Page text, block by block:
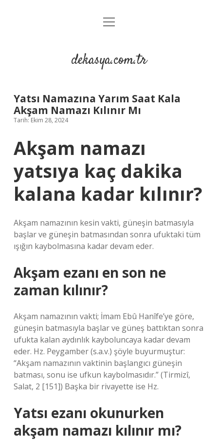
Anasayfa
Yasal Uyarı
menüyü
dekasya.com.tr
Yatsı Namazına Yarım Saat Kala
Akşam Namazı Kılınır Mı
Tarih: Ekim 28, 2024
Akşam namazı
yatsıya kaç dakika
kalana kadar kılınır?
Akşam namazının kesin vakti, güneşin batmasıyla
başlar ve güneşin batmasından sonra ufuktaki tüm
ışığın kaybolmasına kadar devam eder.
Akşam ezanı en son ne
zaman kılınır?
Akşam namazının vakti; İmam Ebû Hanîfe’ye göre,
güneşin batmasıyla başlar ve güneş battıktan sonra
ufukta kalan aydınlık kayboluncaya kadar devam
eder. Hz. Peygamber (s.a.v.) şöyle buyurmuştur:
“Akşam namazının vaktinin başlangıcı güneşin
batması, sonu ise ufkun kaybolmasıdır.” (Tirmizî,
Salat, 2 [151]) Başka bir rivayette ise Hz.
Yatsı ezanı okunurken
akşam namazı kılınır mı?